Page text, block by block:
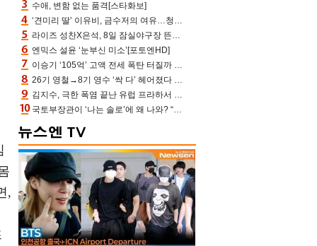
,
수애, 변함 없는 품격[스타화보]
‘견미리 딸’ 이유비, 금수저의 여유…청순 미모에 반전 슬림 라인
라이즈 성찬X은석, 8일 잠실야구장 뜬다…시구 시타+특별공연까지
엔믹스 설윤 ‘눈부신 미소’[포토엔HD]
이승기 ‘105억’ 고액 전세 폭탄 터질까 “차가원 측이 돈 준다고, 약속 안 지키면 법적 조치”
26기 영철→8기 영수 ‘싹 다’ 헤어졌다 ‘나솔사계’ 충격의 현커 0쌍 (촌장TV)
김지수, 극한 폭염 끝난 유럽 프라하서 쾌적한 여름나기 “선풍기만으로 지내”
국토부장관이 ‘나는 솔로’에 왜 나와? “모솔탈출 파이팅” 데프콘 깜짝 [결정적장면]